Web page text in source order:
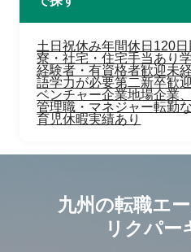
土日祝休み年間休日120
寮・社宅・住宅手当あり
経験者・有資格者歓迎未
語学力が必要第二新卒歓
ベンチャー企業地場企業
管理職・マネジャー転勤
育児休暇実績あり
九州の転職エ
リクパー